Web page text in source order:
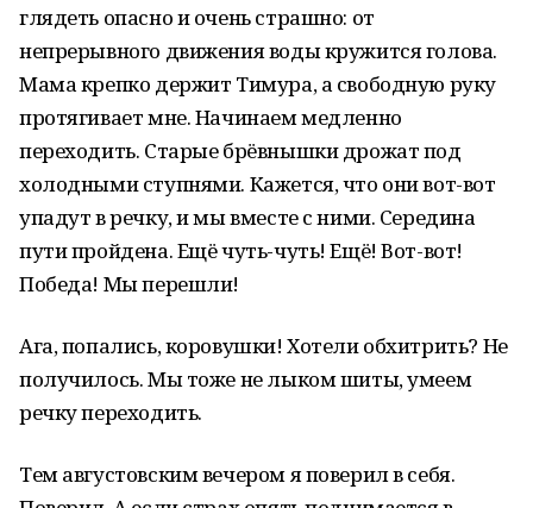
глядеть опасно и очень страшно: от
непрерывного движения воды кружится голова.
Мама крепко держит Тимура, а свободную руку
протягивает мне. Начинаем медленно
переходить. Старые брёвнышки дрожат под
холодными ступнями. Кажется, что они вот-вот
упадут в речку, и мы вместе с ними. Середина
пути пройдена. Ещё чуть-чуть! Ещё! Вот-вот!
Победа! Мы перешли!
Ага, попались, коровушки! Хотели обхитрить? Не
получилось. Мы тоже не лыком шиты, умеем
речку переходить.
Тем августовским вечером я поверил в себя.